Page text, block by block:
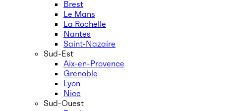
Brest
Le Mans
La Rochelle
Nantes
Saint-Nazaire
Sud-Est
Aix-en-Provence
Grenoble
Lyon
Nice
Sud-Ouest